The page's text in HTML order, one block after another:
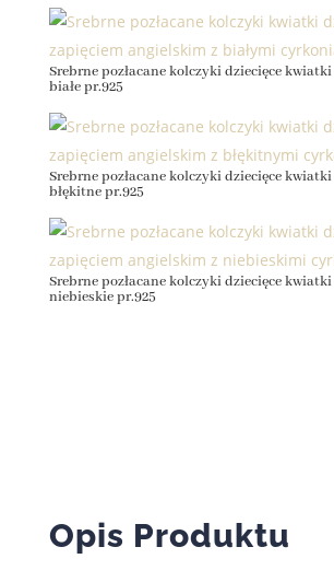
pr.925
Srebrne pozłacane kolczyki dziecięce
białe pr.925
Srebrne pozłacane kolczyki dziecięce
błękitne pr.925
Srebrne pozłacane kolczyki dziecięce
niebieskie pr.925
Opis Produktu